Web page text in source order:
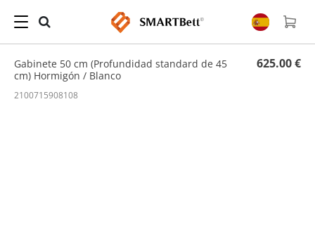
Hogar Armarios
/ Gabinete 50 cm (Profundidad standard de 45 cm) Hormigón /
Gabinete 50 cm (Profundidad standard de 45
cm) Hormigón / Blanco
625.00 €
2100715908108